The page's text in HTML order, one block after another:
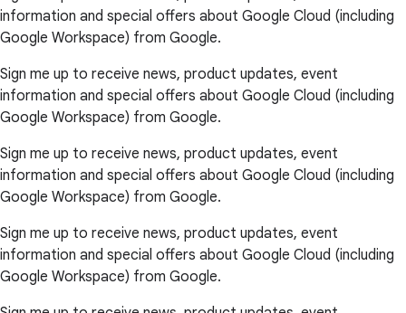
information and special offers about Google Cloud (including
Google Workspace) from Google.
Sign me up to receive news, product updates, event
information and special offers about Google Cloud (including
Google Workspace) from Google.
Sign me up to receive news, product updates, event
information and special offers about Google Cloud (including
Google Workspace) from Google.
Sign me up to receive news, product updates, event
information and special offers about Google Cloud (including
Google Workspace) from Google.